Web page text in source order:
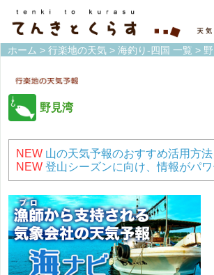
ホーム > 行楽地の天気 > 海釣り-四国 一覧 >
野見湾
NEW 山の天気予報のおすすめ活用方法
NEW 登山シーズンに向け、情報がパワ